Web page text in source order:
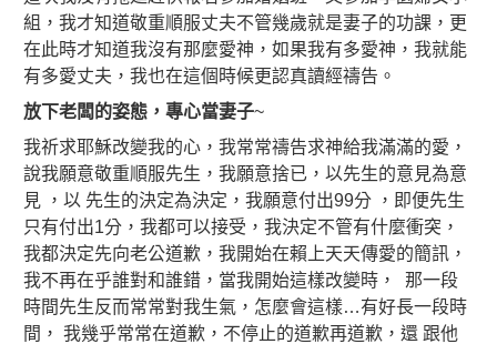
組，我才知道敬重順服丈夫不管幾歲就是妻子的功課，更
在此時才知道我沒有那麼愛神，如果我有多愛神，我就能
有多愛丈夫，我也在這個時候更認真讀經禱告。
放下老闆的姿態，專心當妻子~
我祈求耶穌改變我的心，我常常禱告求神給我滿滿的愛，
說我願意敬重順服先生，我願意捨已，以先生的意見為意
見 ，以 先生的決定為決定，我願意付出99分 ，即便先生
只有付出1分，我都可以接受，我決定不管有什麼衝突，
我都決定先向老公道歉，我開始在賴上天天傳愛的簡訊，
我不再在乎誰對和誰錯，當我開始這樣改變時， 那一段
時間先生反而常常對我生氣，怎麼會這樣…有好長一段時
間， 我幾乎常常在道歉，不停止的道歉再道歉，還 跟他